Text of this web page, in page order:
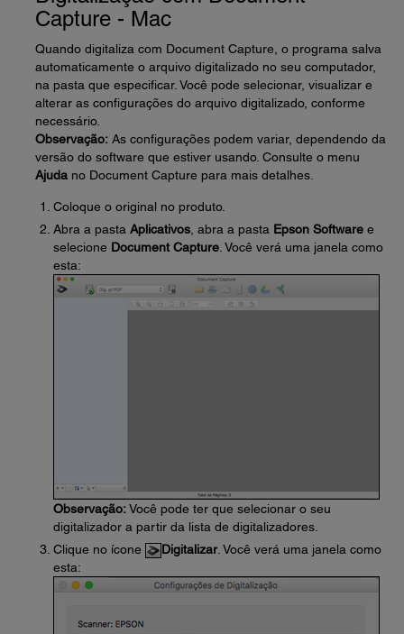
Capture - Mac
Quando digitaliza com Document Capture, o programa salva
automaticamente o arquivo digitalizado no seu computador,
na pasta que especificar. Você pode selecionar, visualizar e
alterar as configurações do arquivo digitalizado, conforme
necessário.
Observação: As configurações podem variar, dependendo da
versão do software que estiver usando. Consulte o menu
Ajuda no Document Capture para mais detalhes.
Coloque o original no produto.
Abra a pasta Aplicativos , abra a pasta Epson Software e
selecione Document Capture . Você verá uma janela como
esta:
Observação:Você pode ter que selecionar o seu
digitalizador a partir da lista de digitalizadores.
Clique no ícone
Digitalizar. Você verá uma janela como
esta: